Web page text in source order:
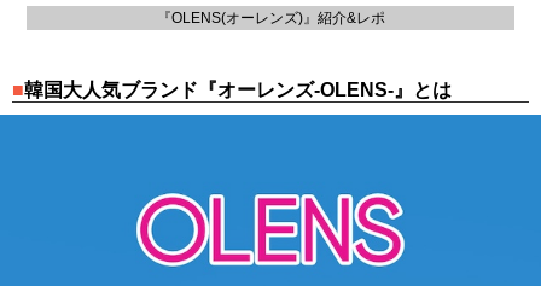
『OLENS(オーレンズ)』紹介&レポ
韓国大人気ブランド『オーレンズ-OLENS-』とは